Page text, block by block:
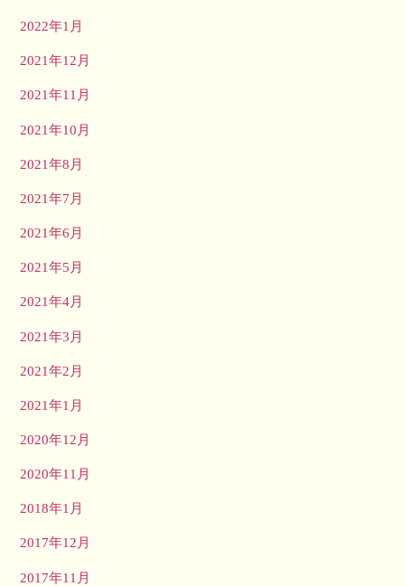
2022年1月
2021年12月
2021年11月
2021年10月
2021年8月
2021年7月
2021年6月
2021年5月
2021年4月
2021年3月
2021年2月
2021年1月
2020年12月
2020年11月
2018年1月
2017年12月
2017年11月